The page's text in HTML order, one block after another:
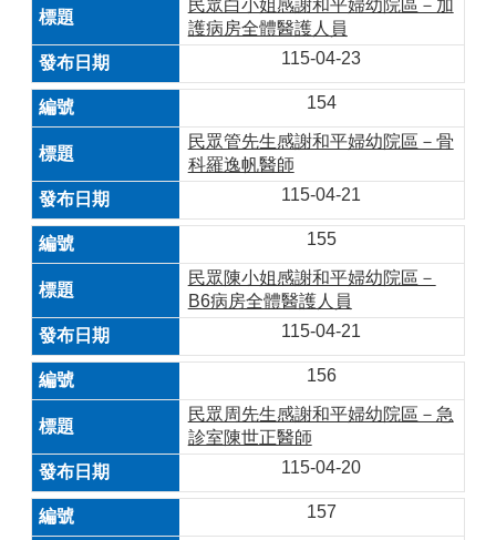
民眾白小姐感謝和平婦幼院區－加
護病房全體醫護人員
115-04-23
154
民眾管先生感謝和平婦幼院區－骨
科羅逸帆醫師
115-04-21
155
民眾陳小姐感謝和平婦幼院區－
B6病房全體醫護人員
115-04-21
156
民眾周先生感謝和平婦幼院區－急
診室陳世正醫師
115-04-20
157